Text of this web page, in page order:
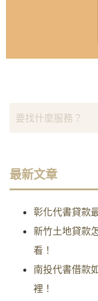
最新文章
彰化代書貸款
新竹土地貸款
看！
南投代書借款
裡！